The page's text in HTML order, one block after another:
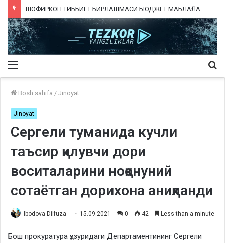
ШОФИРКОН ТИББИЁТ БИРЛАШМАСИ БЮДЖЕТ МАБЛАҒЛАРИНИ ТАЛОН-ТАРОЖ ҚИЛИНГАНИ РОСТМИ?
Menu
Bosh sahifa / Jinoyat
Jinoyat
Сергели туманида кучли
таъсир қилувчи дори
воситаларини ноқонуний
сотаётган дорихона аниқланди
Ibodova Dilfuza 15.09.2021 0 42 Less than a minute
Бош прокуратура ҳузуридаги Департаментининг Сергели